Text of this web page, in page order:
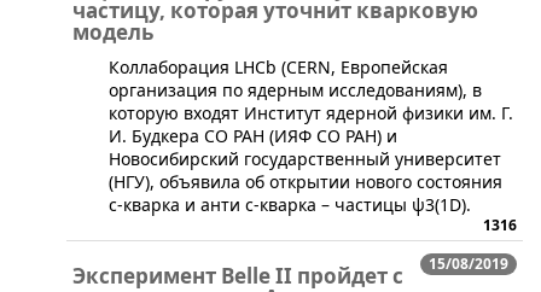
частицу, которая уточнит кварковую
модель
​Коллаборация LHCb (CERN, Европейская
организация по ядерным исследованиям), в
которую входят Институт ядерной физики им. Г.
И. Будкера СО РАН (ИЯФ СО РАН) и
Новосибирский государственный университет
(НГУ), объявила об открытии нового состояния
c-кварка и анти c-кварка – частицы ψ3(1D).
1316
15/08/2019
Эксперимент Belle II пройдет с